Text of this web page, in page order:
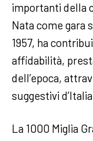
importanti della
Nata come gara
1957, ha
affidabilità,
dell’epoca,
suggestivi
La 1000 Miglia